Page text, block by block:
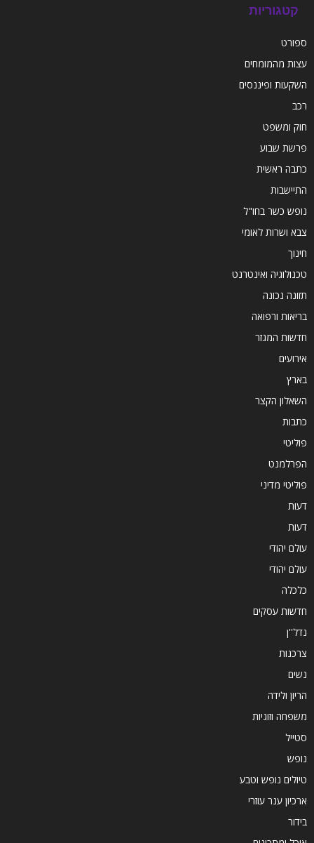
קטגוריות
ספורט
עצות מהמומחים
השקעות ופיננסים
רכב
חוק ומשפט
פרשת שבוע
כתבה ראשית
התיישבות
נופש כשר בחו"ל
צבא ושרות לאומי
חינוך
טכנולוגיה ואינטרנט
תזונה נכונה
בריאות ורפואה
חדשות המגזר
אירועים
בארץ
השאלון הקצר
כתבות
פוליטי
הפרלמנט
פוליטי מדיני
דעות
דעות
עולם יהודי
עולם יהודי
כלכלה
חדשות עסקים
נדל''ן
צרכנות
נשים
הריון ולידה
משפחה וזוגיות
סטייל
נופש
טיולים נופש וטבע
ארכיון ענר עוזרי
בידור